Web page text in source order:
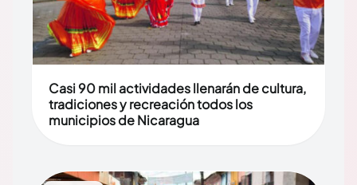
Casi 90 mil actividades llenarán de cultura,
tradiciones y recreación todos los
municipios de Nicaragua